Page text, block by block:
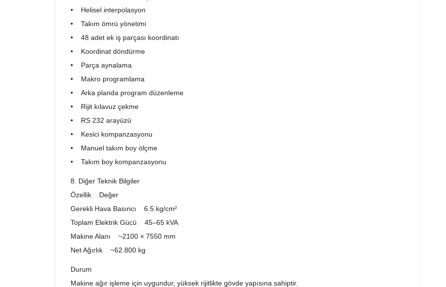
• Helisel interpolasyon
• Takım ömrü yönetimi
• 48 adet ek iş parçası koordinatı
• Koordinat döndürme
• Parça aynalama
• Makro programlama
• Arka planda program düzenleme
• Rijit kılavuz çekme
• RS 232 arayüzü
• Kesici kompanzasyonu
• Manuel takım boy ölçme
• Takım boy kompanzasyonu
8. Diğer Teknik Bilgiler
Özellik Değer
Gerekli Hava Basıncı 6.5 kg/cm²
Toplam Elektrik Gücü 45–65 kVA
Makine Alanı ~2100 × 7550 mm
Net Ağırlık ~62.800 kg
Durum
Makine ağır işleme için uygundur, yüksek rijitlikte gövde yapısına sahiptir.